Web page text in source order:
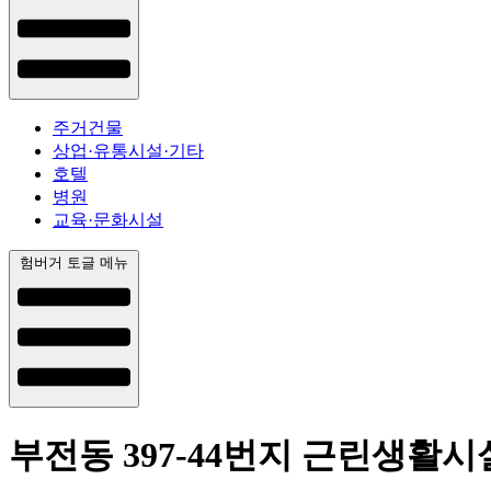
주거건물
상업·유통시설·기타
호텔
병원
교육·문화시설
험버거 토글 메뉴
부전동 397-44번지 근린생활시